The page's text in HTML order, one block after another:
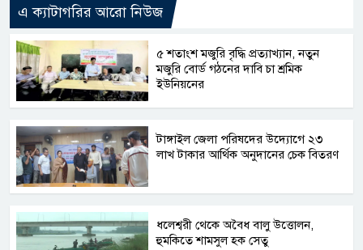
এ ক্যাটাগরির আরো নিউজ
৫ শতাংশ মজুরি বৃদ্ধি প্রত্যাখ্যান, নতুন
মজুরি বোর্ড গঠনের দাবি চা শ্রমিক
ইউনিয়নের
টাঙ্গাইল জেলা পরিষদের উদ্যোগে ২৩
লাখ টাকার আর্থিক অনুদানের চেক বিতরণ
ধলেশ্বরী থেকে অবৈধ বালু উত্তোলন,
হুমকিতে শামসুল হক সেতু